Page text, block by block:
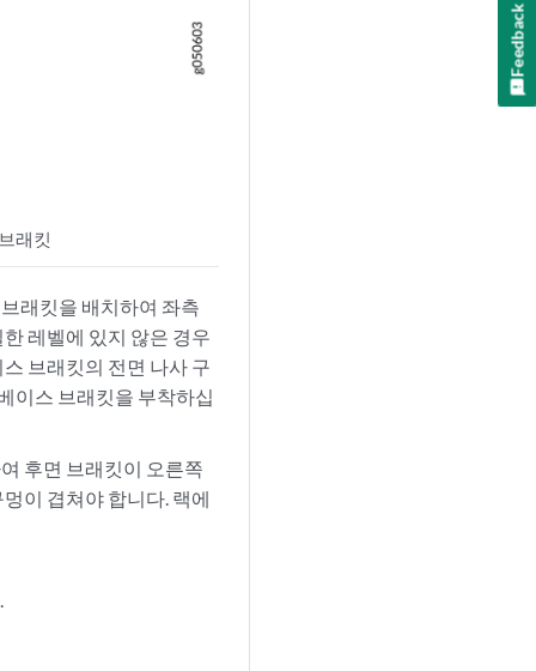
래킷
래킷을 배치하여 좌측
레벨에 있지 않은 경우
브래킷의 전면 나사 구
이스 브래킷을 부착하십
후면 브래킷이 오른쪽
이 겹쳐야 합니다. 랙에
Feedback